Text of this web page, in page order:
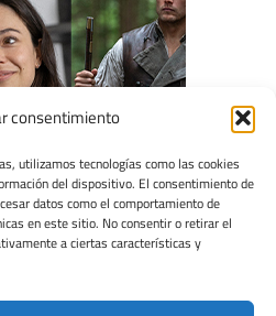
consentimiento
utilizamos tecnologías como las cookies
del dispositivo. El consentimiento de
datos como el comportamiento de
en este sitio. No consentir o retirar el
a ciertas características y